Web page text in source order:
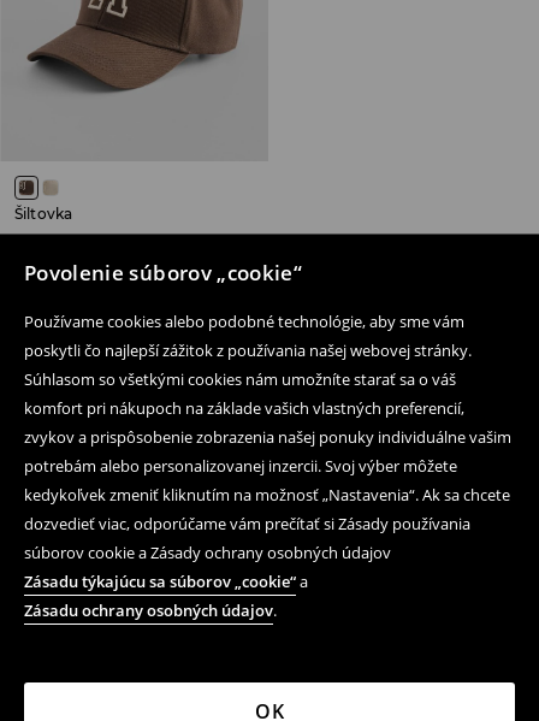
Povolenie súborov „cookie“
Používame cookies alebo podobné technológie, aby sme vám
poskytli čo najlepší zážitok z používania našej webovej stránky.
Súhlasom so všetkými cookies nám umožníte starať sa o váš
komfort pri nákupoch na základe vašich vlastných preferencií,
zvykov a prispôsobenie zobrazenia našej ponuky individuálne vašim
potrebám alebo personalizovanej inzercii. Svoj výber môžete
kedykoľvek zmeniť kliknutím na možnosť „Nastavenia“. Ak sa chcete
dozvedieť viac, odporúčame vám prečítať si Zásady používania
súborov cookie a Zásady ochrany osobných údajov
Zásadu týkajúcu sa súborov „cookie“a
Zásadu ochrany osobných údajov.
OK
Šiltovka
Následujte nás
Pomoc a kontakt
Nákup produktov on-line
Obchodné podmienky a ochrana osobných údajov
Právne záležitosti
LPP